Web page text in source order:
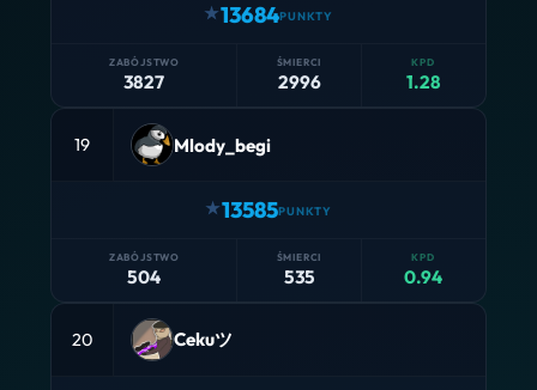
13684
3827 2996 1.28
19 Mlody_begi
13585
504 535 0.94
20 Cekuツ